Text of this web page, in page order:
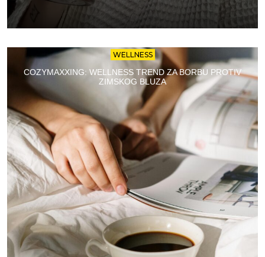
WELLNESS
COZYMAXXING: WELLNESS TREND ZA BORBU PROTIV
ZIMSKOG BLUZA